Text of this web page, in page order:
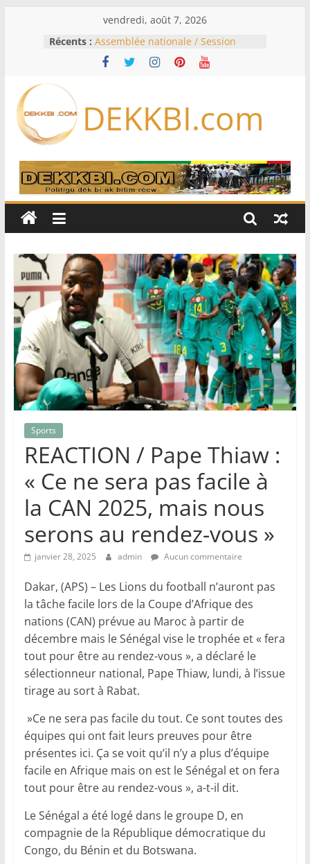
vendredi, août 7, 2026
Récents : Assemblée nationale / Session
extraordinaire: Six commissions
d’enquête à l’ordre du jour ce lundi
Bénin: Patrice Talon élu président
du Sénat, moins de trois mois
Pakistan et la Turquie signent un
accord de défense
RD Congo: Kinshasa interdit les
exportations de cuivre et de cobalt
production
DEKKBI.com
Sports
REACTION / Pape Thiaw :
« Ce ne sera pas facile à
la CAN 2025, mais nous
serons au rendez-vous »
janvier 28, 2025 admin Aucun commentaire
Dakar, (APS) – Les Lions du football n’auront pas
la tâche facile lors de la Coupe d’Afrique des
nations (CAN) prévue au Maroc à partir de
décembre mais le Sénégal vise le trophée et « fera
tout pour être au rendez-vous », a déclaré le
sélectionneur national, Pape Thiaw, lundi, à l’issue
tirage au sort à Rabat.
»Ce ne sera pas facile du tout. Ce sont toutes des
équipes qui ont fait leurs preuves pour être
présentes ici. Ça se voit qu’il n’y a plus d’équipe
facile en Afrique mais on est le Sénégal et on fera
tout pour être au rendez-vous », a-t-il dit.
Le Sénégal a été logé dans le groupe D, en
compagnie de la République démocratique du
Congo, du Bénin et du Botswana.